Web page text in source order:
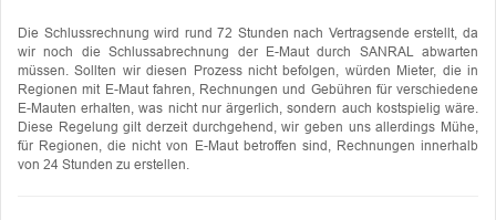
Die Schlussrechnung wird rund 72 Stunden nach Vertragsende erstellt, da
wir noch die Schlussabrechnung der E-Maut durch SANRAL abwarten
müssen. Sollten wir diesen Prozess nicht befolgen, würden Mieter, die in
Regionen mit E-Maut fahren, Rechnungen und Gebühren für verschiedene
E-Mauten erhalten, was nicht nur ärgerlich, sondern auch kostspielig wäre.
Diese Regelung gilt derzeit durchgehend, wir geben uns allerdings Mühe,
für Regionen, die nicht von E-Maut betroffen sind, Rechnungen innerhalb
von 24 Stunden zu erstellen.